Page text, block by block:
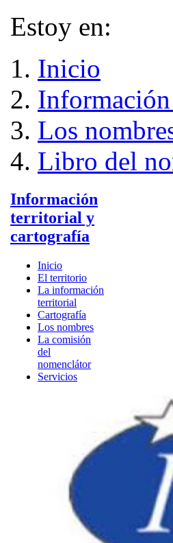
Estoy en:
Inicio
Los
Libro del
Información
territorial y
cartografía
Inicio
El territorio
La información
territorial
Cartografía
Los nombres
La comisión
del
nomenclátor
Servicios